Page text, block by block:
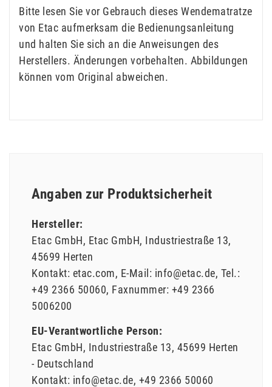
Bitte lesen Sie vor Gebrauch dieses Wendematratze
von Etac aufmerksam die Bedienungsanleitung
und halten Sie sich an die Anweisungen des
Herstellers. Änderungen vorbehalten. Abbildungen
können vom Original abweichen.
Angaben zur Produktsicherheit
Hersteller:
Etac GmbH Etac GmbH Industriestraße 13
45699 Herten
Kontakt: etac.com E-Mail: info@etac.de Tel.:
+49 2366 50060 Faxnummer: +49 2366
5006200
EU-Verantwortliche Person:
Etac GmbH Industriestraße 13 45699 Herten
Deutschland
Kontakt: info@etac.de +49 2366 50060